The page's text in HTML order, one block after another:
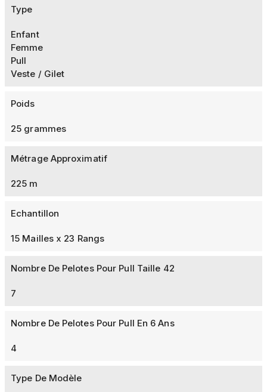
Type
Enfant
Femme
Pull
Veste / Gilet
Poids
25 grammes
Métrage Approximatif
225 m
Echantillon
15 Mailles x 23 Rangs
Nombre De Pelotes Pour Pull Taille 42
7
Nombre De Pelotes Pour Pull En 6 Ans
4
Type De Modèle